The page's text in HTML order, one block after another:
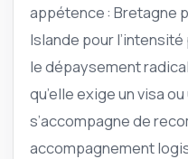
appétence : Bretagne
Islande pour
le dépaysement
qu’elle exige un visa
s’accompagne de
accompagnement